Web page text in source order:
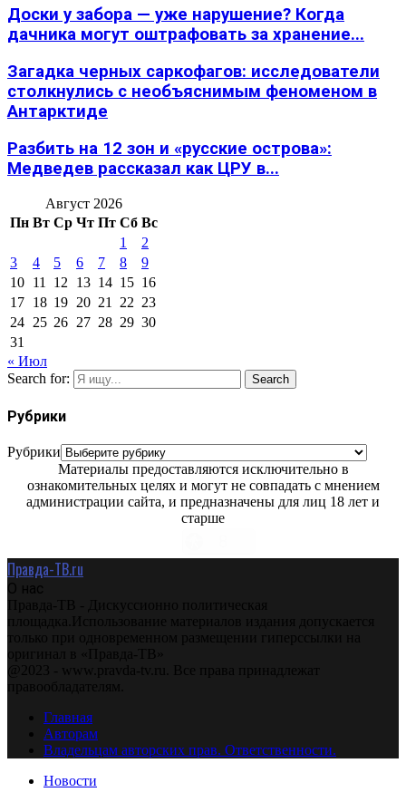
Доски у забора — уже нарушение? Когда
дачника могут оштрафовать за хранение...
Загадка черных саркофагов: исследователи
столкнулись с необъяснимым феноменом в
Антарктиде
Разбить на 12 зон и «русские острова»:
Медведев рассказал как ЦРУ в...
Август 2026
Пн Вт Ср Чт Пт Сб Вс
1
2
3
4 5 6 7 8
9
10 11 12 13 14 15 16
17 18 19 20 21 22 23
24 25 26 27 28 29 30
31
« Июл
Search for:
Search
Рубрики
Рубрики
Материалы предоставляются исключительно в
ознакомительных целях и могут не совпадать с мнением
администрации сайта, и предназначены для лиц 18 лет и
старше
Правда-ТВ.ru
О нас
Правда-ТВ - Дискуссионно политическая
площадка.Использование материалов издания допускается
только при одновременном размещении гиперссылки на
оригинал в «Правда-ТВ»
@2023 - www.pravda-tv.ru. Все права принадлежат
правообладателям.
Главная
Авторам
Владельцам авторских прав. Ответственности.
Новости